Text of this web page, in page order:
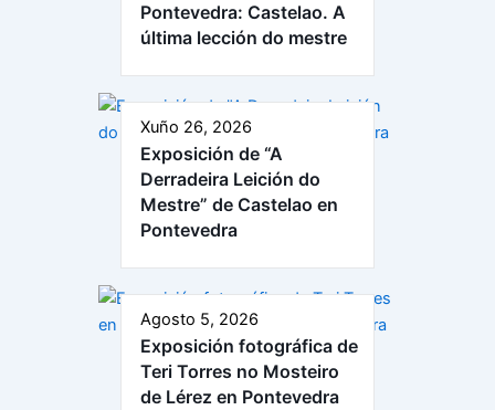
Pontevedra: Castelao. A
última lección do mestre
Xuño 26, 2026
Exposición de “A
Derradeira Leición do
Mestre” de Castelao en
Pontevedra
Agosto 5, 2026
Exposición fotográfica de
Teri Torres no Mosteiro
de Lérez en Pontevedra